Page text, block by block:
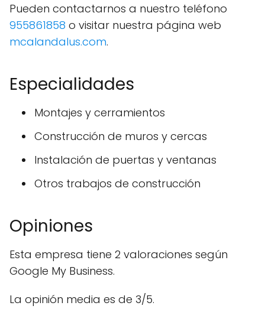
Pueden contactarnos a nuestro teléfono
955861858 o visitar nuestra página web
mcalandalus.com.
Especialidades
Montajes y cerramientos
Construcción de muros y cercas
Instalación de puertas y ventanas
Otros trabajos de construcción
Opiniones
Esta empresa tiene 2 valoraciones según
Google My Business.
La opinión media es de 3/5.